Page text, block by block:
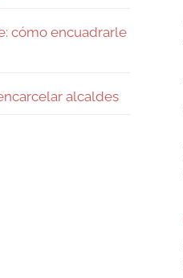
cómo encuadrarle
alcaldes